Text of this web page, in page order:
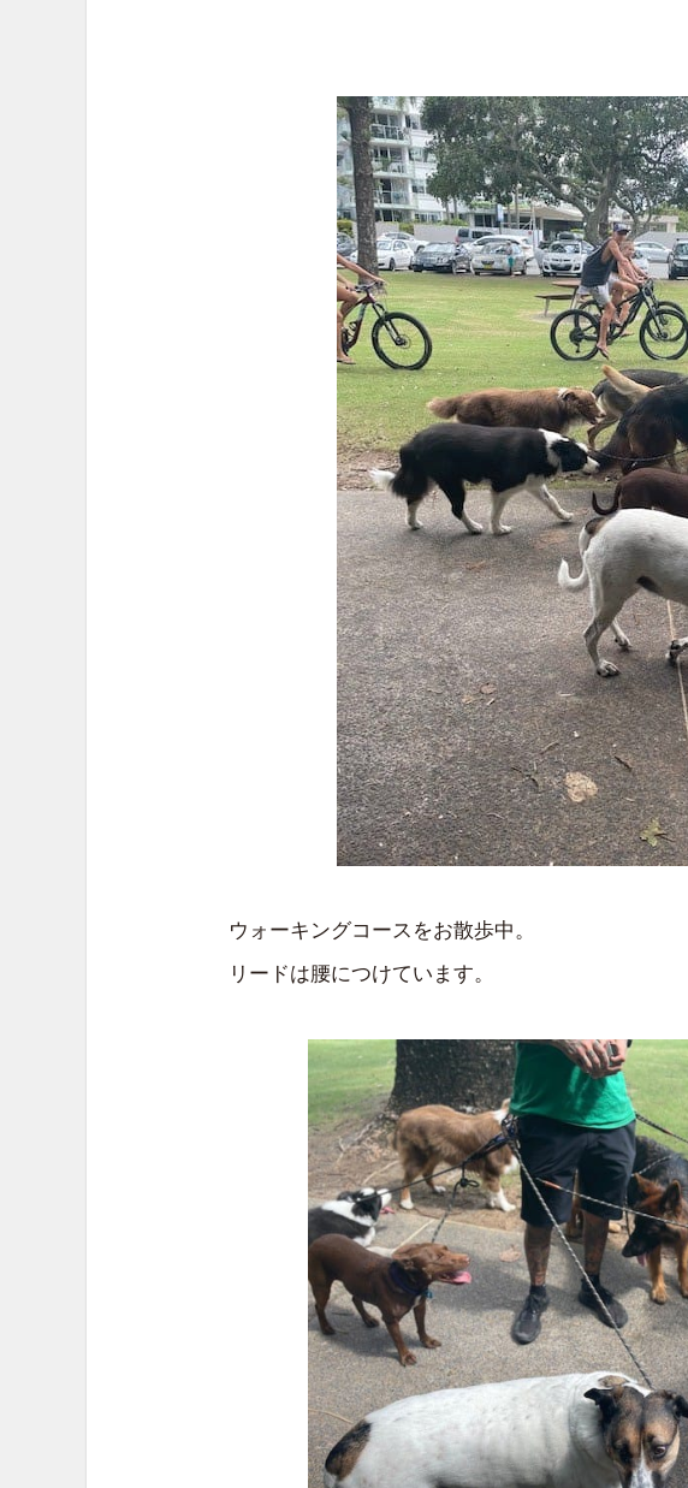
ウォーキングコースをお散歩中。
リードは腰につけています。